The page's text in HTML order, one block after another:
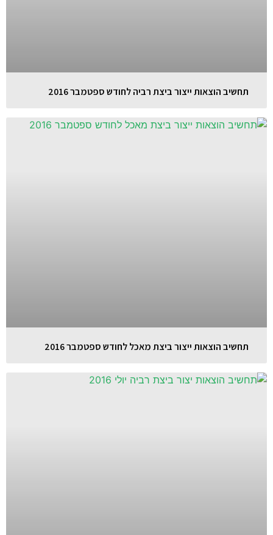
תחשיב הוצאות ייצור ביצת רביה לחודש ספטמבר 2016
תחשיב הוצאות ייצור ביצת מאכל לחודש ספטמבר 2016